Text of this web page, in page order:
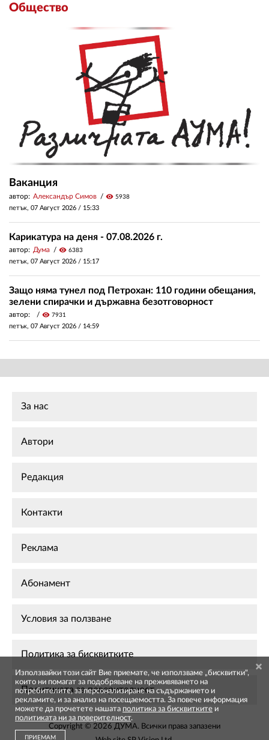
Общество
Ваканция
автор: Александър Симов visibility 5938
петък, 07 Август 2026 / 15:33
Карикатура на деня - 07.08.2026 г.
автор: Дума visibility 6383
петък, 07 Август 2026 / 15:17
Защо няма тунел под Петрохан: 110 години обещания,
зелени спирачки и държавна безотговорност
автор: visibility 7931
петък, 07 Август 2026 / 14:59
За нас
Автори
Редакция
Контакти
Реклама
Абонамент
Условия за ползване
Политика за бисквитките
Политиката за поверителност
Copyright © 2026 ДУМА. Всички права запазени
Използвайки този сайт Вие приемате, че използваме „бисквитки",
които ни помагат за подобряване на преживяването на
потребителите, за персонализиране на съдържанието и
рекламите, и за анализ на посещаемостта. За повече информация
можете да прочетете нашата политика за бисквитките и
политиката ни за поверителност.
ПРИЕМАМ